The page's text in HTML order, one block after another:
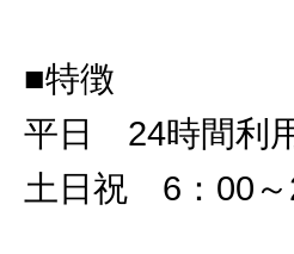
■特徴
平日 24時間利
土日祝 6：00～